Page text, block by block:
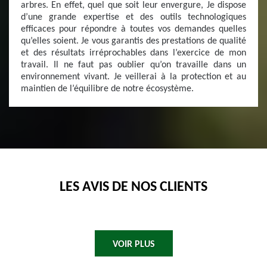
arbres. En effet, quel que soit leur envergure, Je dispose
d’une grande expertise et des outils technologiques
efficaces pour répondre à toutes vos demandes quelles
qu’elles soient. Je vous garantis des prestations de qualité
et des résultats irréprochables dans l’exercice de mon
travail. Il ne faut pas oublier qu’on travaille dans un
environnement vivant. Je veillerai à la protection et au
maintien de l’équilibre de notre écosystème.
LES AVIS DE NOS CLIENTS
VOIR PLUS